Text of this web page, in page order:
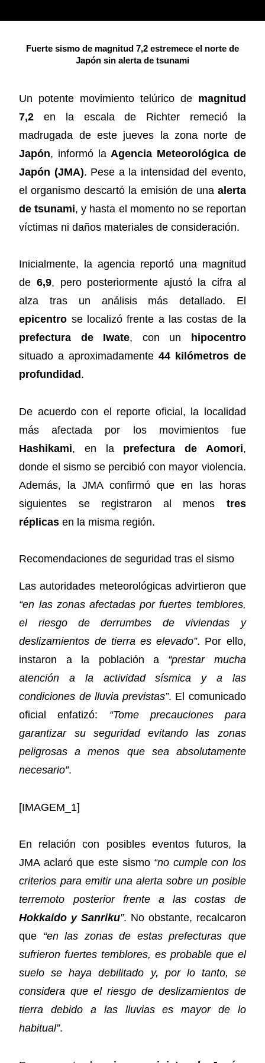
Fuerte sismo de magnitud 7,2 estremece el norte de
Japón sin alerta de tsunami
Un potente movimiento telúrico de magnitud
7,2 en la escala de Richter remeció la
madrugada de este jueves la zona norte de
Japón, informó la Agencia Meteorológica de
Japón (JMA). Pese a la intensidad del evento,
el organismo descartó la emisión de una alerta
de tsunami, y hasta el momento no se reportan
víctimas ni daños materiales de consideración.
Inicialmente, la agencia reportó una magnitud
de6,9, pero posteriormente ajustó la cifra al
alza tras un análisis más detallado. El
epicentro se localizó frente a las costas de la
prefectura de Iwate, con un
hipocentro
situado a aproximadamente 44 kilómetros de
profundidad .
De acuerdo con el reporte oficial, la localidad
más afectada por los movimientos fue
Hashikami, en la prefectura de Aomori,
donde el sismo se percibió con mayor violencia.
Además, la JMA confirmó que en las horas
siguientes se registraron al menos tres
réplicas en la misma región.
Recomendaciones de seguridad tras el sismo
Las autoridades meteorológicas advirtieron que
“en las zonas afectadas por fuertes temblores,
el riesgo de derrumbes de viviendas y
deslizamientos de tierra es elevado”. Por ello,
instaron a la población a “prestar mucha
atención a la actividad sísmica y a las
condiciones de lluvia previstas”. El comunicado
oficial enfatizó: “Tome precauciones para
garantizar su seguridad evitando las zonas
peligrosas a menos que sea absolutamente
necesario”.
[IMAGEM_1]
En relación con posibles eventos futuros, la
JMA aclaró que este sismo “no cumple con los
criterios para emitir una alerta sobre un posible
terremoto posterior frente a las costas de
Hokkaido y Sanriku”. No obstante, recalcaron
que “en las zonas de estas prefecturas que
sufrieron fuertes temblores, es probable que el
suelo se haya debilitado y, por lo tanto, se
considera que el riesgo de deslizamientos de
tierra debido a las lluvias es mayor de lo
habitual”.